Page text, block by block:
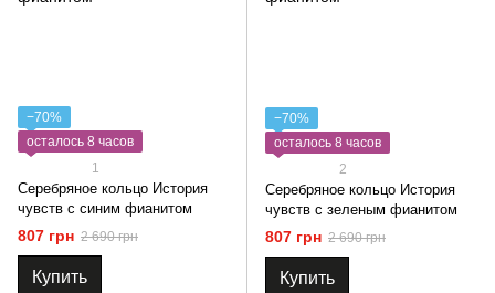
−70%
осталось 8 часов
1
Серебряное кольцо История
чувств с синим фианитом
807 грн 2 690 грн
Купить
−70%
осталось 8 часов
2
Серебряное кольцо История
чувств с зеленым фианитом
807 грн 2 690 грн
Купить